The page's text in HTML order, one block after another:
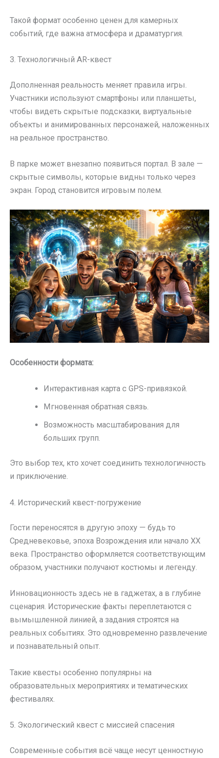
Такой формат особенно ценен для камерных
событий, где важна атмосфера и драматургия.
3. Технологичный AR-квест
Дополненная реальность меняет правила игры.
Участники используют смартфоны или планшеты,
чтобы видеть скрытые подсказки, виртуальные
объекты и анимированных персонажей, наложенных
на реальное пространство.
В парке может внезапно появиться портал. В зале —
скрытые символы, которые видны только через
экран. Город становится игровым полем.
Особенности формата:
Интерактивная карта с GPS-привязкой.
Мгновенная обратная связь.
Возможность масштабирования для
больших групп.
Это выбор тех, кто хочет соединить технологичность
и приключение.
4. Исторический квест-погружение
Гости переносятся в другую эпоху — будь то
Средневековье, эпоха Возрождения или начало XX
века. Пространство оформляется соответствующим
образом, участники получают костюмы и легенду.
Инновационность здесь не в гаджетах, а в глубине
сценария. Исторические факты переплетаются с
вымышленной линией, а задания строятся на
реальных событиях. Это одновременно развлечение
и познавательный опыт.
Такие квесты особенно популярны на
образовательных мероприятиях и тематических
фестивалях.
5. Экологический квест с миссией спасения
Современные события всё чаще несут ценностную